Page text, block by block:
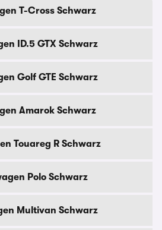
T-Cross Schwarz
ID.5 GTX Schwarz
Golf GTE Schwarz
Amarok Schwarz
Touareg R Schwarz
Polo Schwarz
Multivan Schwarz